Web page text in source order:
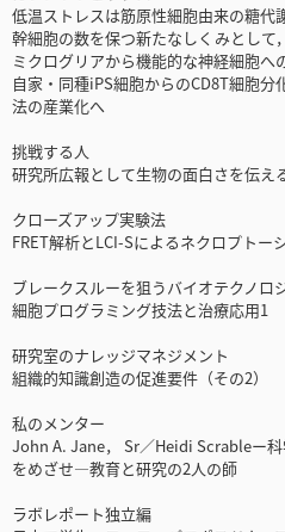
低温ストレスは筋原性細胞由来の糖代
幹細胞の数を保つ新たなしくみとして
ミクログリアから機能的な神経細胞
自家・同種iPS細胞からのCD8T細胞
法の産業化へ
挑戦する人
研究所広報として生物の面白さを伝え
クローズアップ実験法
FRET解析とLCI-Sによるネクロプト
ブレークスルーを狙うバイオテクノロ
細胞プログラミング技法と治療応用1
研究室のナレッジマネジメント
組織的知識創造の促進要件（その2）
私のメンター
John A. Jane， Sr／Heidi Scrableー
をめざせ―教育と研究の2人の師
ラボレポート独立編